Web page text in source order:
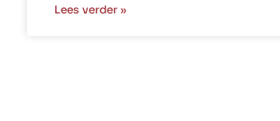
Lees verder »